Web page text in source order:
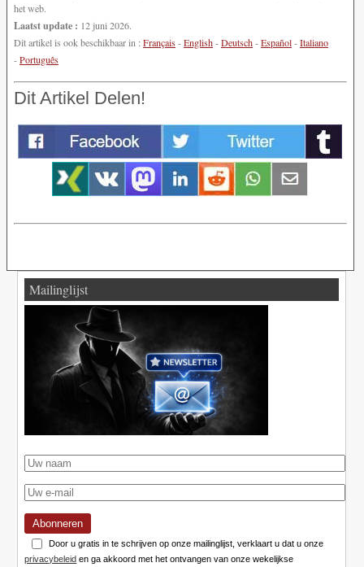
het web.
Laatst update : 12 juni 2026.
Dit artikel is ook beschikbaar in :Français-English-Deutsch-Español-Italiano
-Português
Dit Artikel Delen!
Mailinglijst
Abonneren
Door u gratis in te schrijven op onze mailinglijst, verklaart u dat u onze
privacybeleid en ga akkoord met het ontvangen van onze wekelijkse